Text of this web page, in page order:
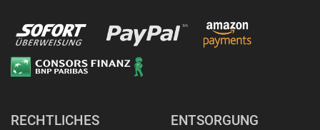
RECHTLICHES ENTSORGUNG